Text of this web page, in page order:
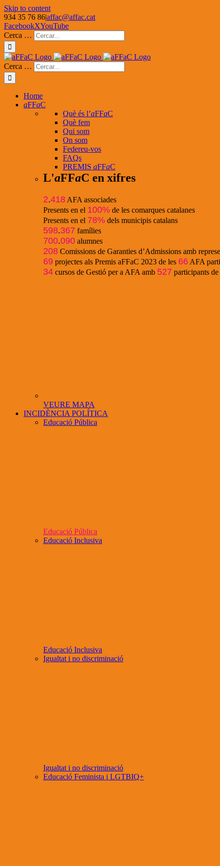
Skip to content
934 35 76 86|affac@affac.cat
FacebookXYouTube
Cerca …
Cerca …
Home
aFFaC
Què és l’aFFaC
Què fem
Qui som
On som
Federeu-vos
FAQs
PREMIS aFFaC
L'aFFaC en xifres
2.418 AFA associades
Presents en el 100% de les comarques catalanes
Presents en el 78% dels municipis catalans
598.367 famílies
700.090 alumnes
208 Comissions de Garanties d’Admissions amb
69 projectes als Premis aFFaC 2023 de les 66 AFA
34 cursos de Gestió per a AFA amb 527 participants de
VEURE MAPA
INCIDÈNCIA POLÍTICA
Educació Pública
Educació Pública
Educació Inclusiva
Educació Inclusiva
Igualtat i no discriminació
Igualtat i no discriminació
Educació Feminista i LGTBIQ+